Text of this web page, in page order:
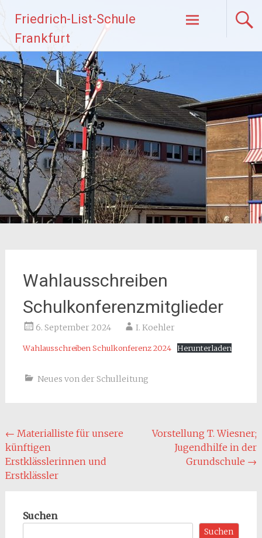
Inhalt
springen
Friedrich-List-Schule
Frankfurt
Wahlausschreiben
Schulkonferenzmitglieder
6. September 2024 I. Koehler
Wahlausschreiben Schulkonferenz 2024 Herunterladen
Neues von der Schulleitung
Beitragsnavigation
← Materialliste für unsere
künftigen
Erstklässlerinnen und
Erstklässler
Vorstellung T. Wiesner;
Jugendhilfe in der
Grundschule →
Suchen
Suchen